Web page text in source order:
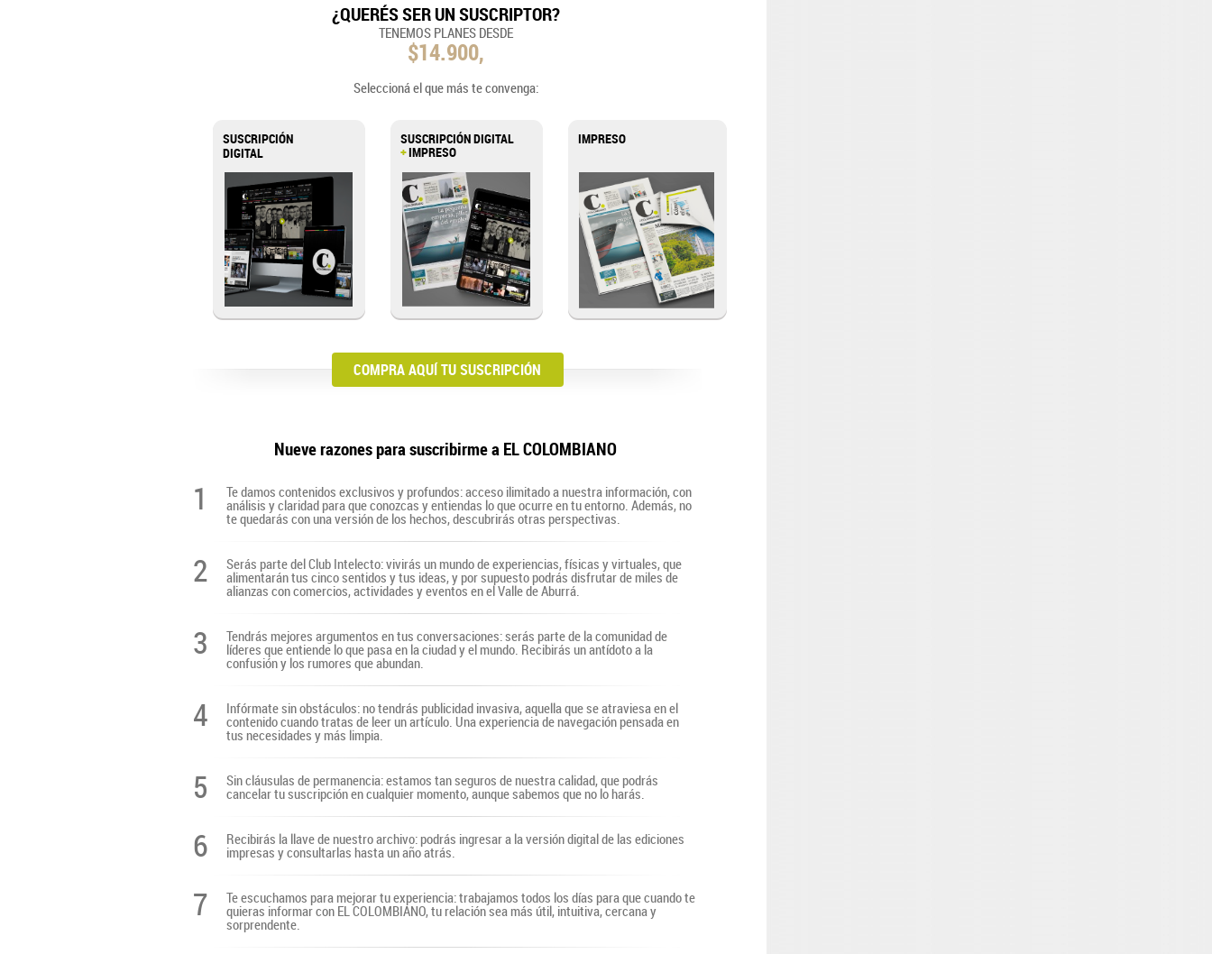
¿QUERÉS SER UN SUSCRIPTOR?
TENEMOS PLANES DESDE
$14.900,
Seleccioná el que más te convenga:
SUSCRIPCIÓN
DIGITAL
SUSCRIPCIÓN DIGITAL
+IMPRESO
IMPRESO
COMPRA AQUÍ TU SUSCRIPCIÓN
Nueve razones para suscribirme a EL COLOMBIANO
1 Te damos contenidos exclusivos y profundos: acceso ilimitado a nuestra información, con
análisis y claridad para que conozcas y entiendas lo que ocurre en tu entorno. Además, no
te quedarás con una versión de los hechos, descubrirás otras perspectivas.
2 Serás parte del Club Intelecto: vivirás un mundo de experiencias, físicas y virtuales, que
alimentarán tus cinco sentidos y tus ideas, y por supuesto podrás disfrutar de miles de
alianzas con comercios, actividades y eventos en el Valle de Aburrá.
3 Tendrás mejores argumentos en tus conversaciones: serás parte de la comunidad de
líderes que entiende lo que pasa en la ciudad y el mundo. Recibirás un antídoto a la
confusión y los rumores que abundan.
4 Infórmate sin obstáculos: no tendrás publicidad invasiva, aquella que se atraviesa en el
contenido cuando tratas de leer un artículo. Una experiencia de navegación pensada en
tus necesidades y más limpia.
5 Sin cláusulas de permanencia: estamos tan seguros de nuestra calidad, que podrás
cancelar tu suscripción en cualquier momento, aunque sabemos que no lo harás.
6 Recibirás la llave de nuestro archivo: podrás ingresar a la versión digital de las ediciones
impresas y consultarlas hasta un año atrás.
7 Te escuchamos para mejorar tu experiencia: trabajamos todos los días para que cuando te
quieras informar con EL COLOMBIANO, tu relación sea más útil, intuitiva, cercana y
sorprendente.